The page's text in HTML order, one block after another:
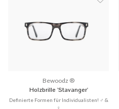
Bewoodz ®
Holzbrille 'Stavanger'
Definierte Formen für Individualisten! ♂ &
♀